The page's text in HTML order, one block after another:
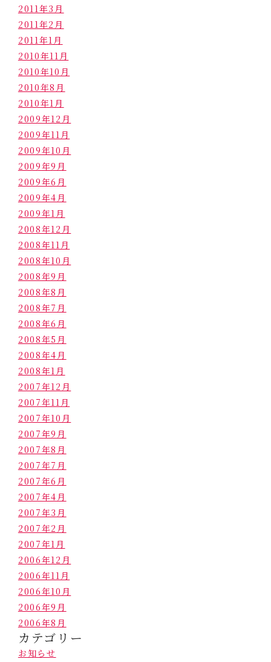
2011年3月
2011年2月
2011年1月
2010年11月
2010年10月
2010年8月
2010年1月
2009年12月
2009年11月
2009年10月
2009年9月
2009年6月
2009年4月
2009年1月
2008年12月
2008年11月
2008年10月
2008年9月
2008年8月
2008年7月
2008年6月
2008年5月
2008年4月
2008年1月
2007年12月
2007年11月
2007年10月
2007年9月
2007年8月
2007年7月
2007年6月
2007年4月
2007年3月
2007年2月
2007年1月
2006年12月
2006年11月
2006年10月
2006年9月
2006年8月
カテゴリー
お知らせ